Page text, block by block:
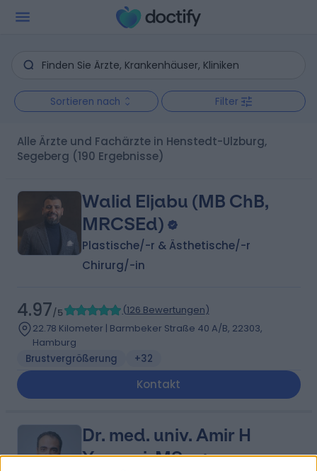
Sortieren nach Filter
Alle Ärzte und Fachärzte in Henstedt-Ulzburg,
Segeberg (190 Ergebnisse)
Walid Eljabu (MB ChB,
MRCSEd)
Plastische/-r & Ästhetische/-r
Chirurg/-in
4.97/5 (126 Bewertungen)
22.78 Kilometer | Barmbeker Straße 40 A/B, 22303,
Hamburg
Brustvergrößerung
+32
Kontakt
Dr. med. univ. Amir H
Yassari, MSc.